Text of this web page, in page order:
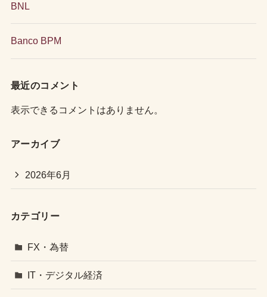
BNL
Banco BPM
最近のコメント
表示できるコメントはありません。
アーカイブ
2026年6月
カテゴリー
FX・為替
IT・デジタル経済